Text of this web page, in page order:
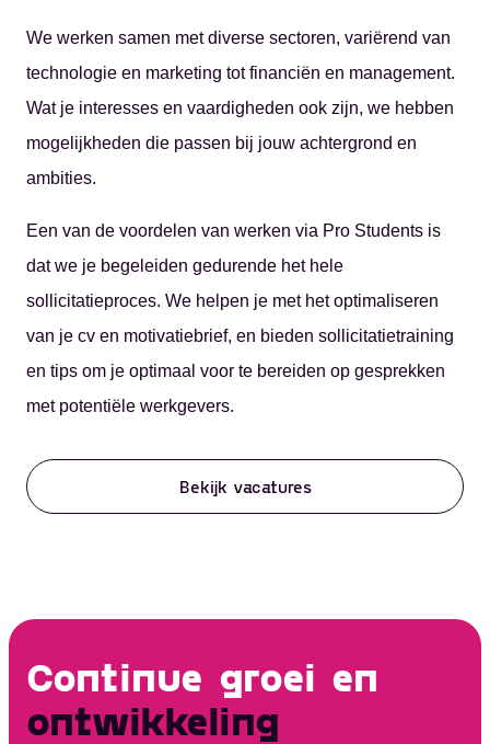
We werken samen met diverse sectoren, variërend van
technologie en marketing tot financiën en management.
Wat je interesses en vaardigheden ook zijn, we hebben
mogelijkheden die passen bij jouw achtergrond en
ambities.
Een van de voordelen van werken via Pro Students is
dat we je begeleiden gedurende het hele
sollicitatieproces. We helpen je met het optimaliseren
van je cv en motivatiebrief, en bieden sollicitatietraining
en tips om je optimaal voor te bereiden op gesprekken
met potentiële werkgevers.
Bekijk vacatures
Continue groei en
ontwikkeling